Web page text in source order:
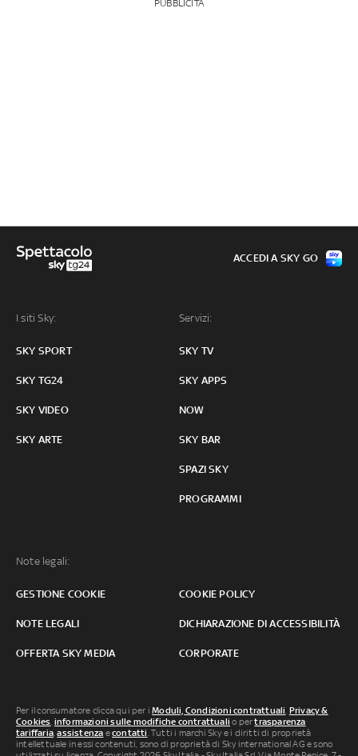
PUBBLICITÀ
I siti Sky:
SKY SPORT
SKY TG24
SKY VIDEO
SKY ARTE
Servizi:
SKY TV
SKY APPS
NOW
SKY BAR
SPAZI SKY
PROGRAMMI
Note legali:
GESTIONE COOKIE COOKIE POLICY
NOTE LEGALI DICHIARAZIONE DI ACCESSIBILITÀ
OFFERTA SKY MEDIA CORPORATE
ACCEDI A SKY GO
Per il consumatore clicca qui per iModuli, Condizioni contrattuali, Privacy &
Cookies, informazioni sulle modifiche contrattuali o pertrasparenza
tariffaria,assistenza econtatti. Tutti i marchi Sky e i diritti di proprietà
intellettuale in essi contenuti, sono di proprietà di Sky international AG e sono